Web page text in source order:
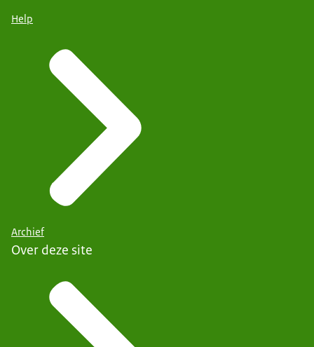
Help
Archief
Over deze site